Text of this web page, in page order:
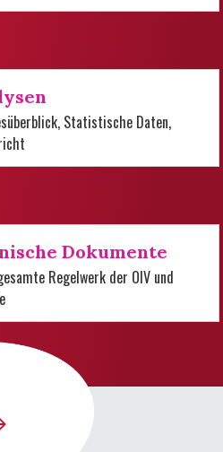
Statistische Daten,
Dokumente
Regelwerk der OIV und